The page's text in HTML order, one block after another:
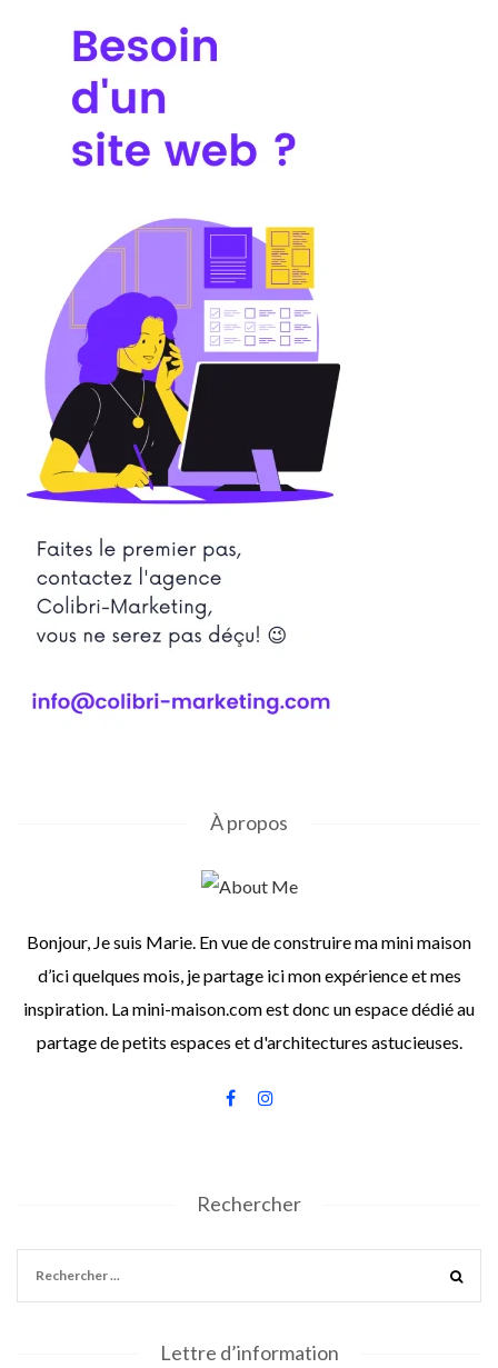
À propos
Bonjour, Je suis Marie. En vue de construire ma mini maison
d’ici quelques mois, je partage ici mon expérience et mes
inspiration. La mini-maison.com est donc un espace dédié au
partage de petits espaces et d'architectures astucieuses.
Rechercher
Lettre d’information